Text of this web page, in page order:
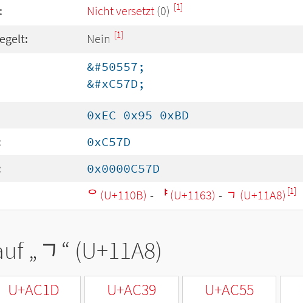
Nicht versetzt (0) [1]
Nein [1]
&#50557;
&#xC57D;
0xEC 0x95 0xBD
0xC57D
0x0000C57D
ᄋ (U+110B) - ᅣ (U+1163) - ᆨ (U+11A8) [1]
„ ᆨ “ (U+11A8)
U+AC1D U+AC39 U+AC55